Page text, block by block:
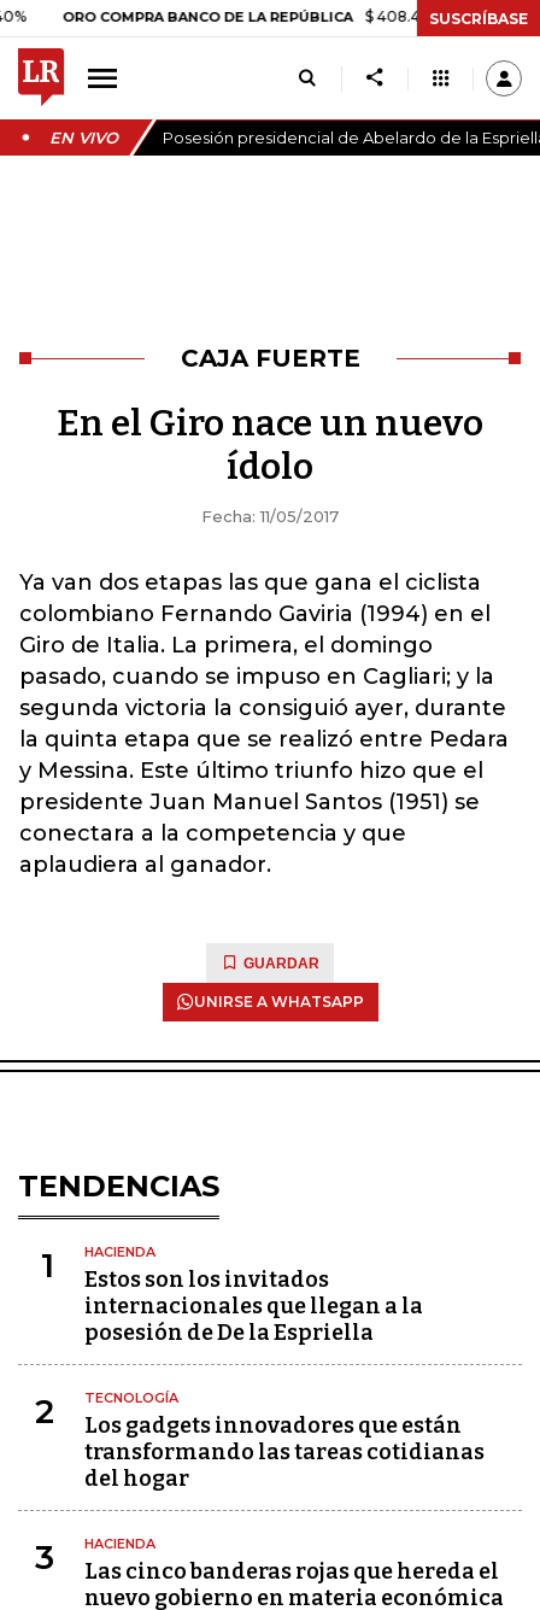
ORO COMPRA BANCO DE LA REPÚBLICA $ 408.498,97 +$ 8.753,81
SUSCRÍBASE
EN VIVO Posesión presidencial de Abelardo de la
CAJA FUERTE
En el Giro nace un nuevo
ídolo
Fecha: 11/05/2017
Ya van dos etapas las que gana el ciclista
colombiano Fernando Gaviria (1994) en el
Giro de Italia. La primera, el domingo
pasado, cuando se impuso en Cagliari; y la
segunda victoria la consiguió ayer, durante
la quinta etapa que se realizó entre Pedara
y Messina. Este último triunfo hizo que el
presidente Juan Manuel Santos (1951) se
conectara a la competencia y que
aplaudiera al ganador.
GUARDAR
UNIRSE A WHATSAPP
TENDENCIAS
1 HACIENDA
Estos son los invitados
internacionales que llegan a la
posesión de De la Espriella
2 TECNOLOGÍA
Los gadgets innovadores que están
transformando las tareas cotidianas
del hogar
3 HACIENDA
Las cinco banderas rojas que hereda el
nuevo gobierno en materia económica